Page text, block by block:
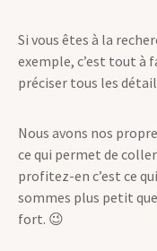
Si vous êtes à la
exemple, c’est tout à
préciser tous les
Nous avons nos
ce qui permet de
profitez-en c’est ce
sommes plus petit
fort. 😉